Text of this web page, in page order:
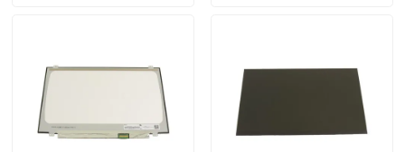
Контакты
Продукция